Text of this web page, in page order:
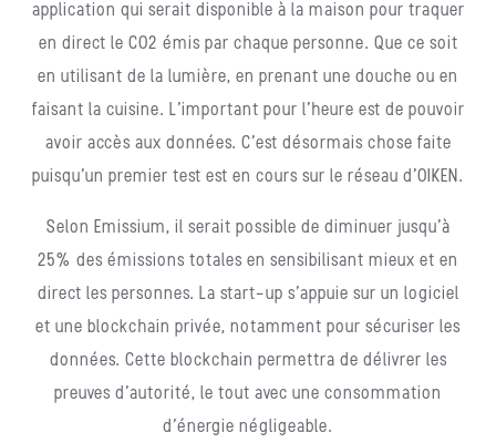
application qui serait disponible à la maison pour traquer
en direct le CO2 émis par chaque personne. Que ce soit
en utilisant de la lumière, en prenant une douche ou en
faisant la cuisine. L’important pour l’heure est de pouvoir
avoir accès aux données. C’est désormais chose faite
puisqu’un premier test est en cours sur le réseau d’OIKEN.
Selon Emissium, il serait possible de diminuer jusqu’à
25% des émissions totales en sensibilisant mieux et en
direct les personnes. La start-up s’appuie sur un logiciel
et une blockchain privée, notamment pour sécuriser les
données. Cette blockchain permettra de délivrer les
preuves d’autorité, le tout avec une consommation
d’énergie négligeable.